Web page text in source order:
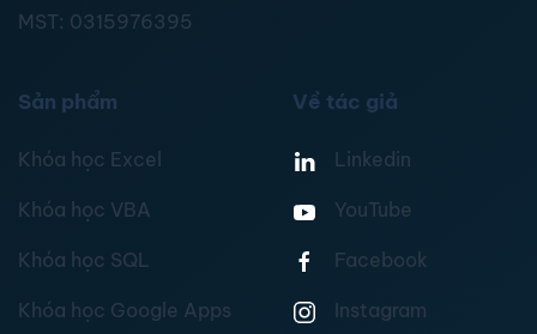
MST: 0315976395
Sản phẩm
Khóa học Excel
Khóa học VBA
Khóa học SQL
Khóa học Google Apps
Về tác giả
Linkedin
YouTube
Facebook
Instagram